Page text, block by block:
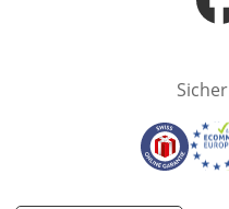
Öffnet in